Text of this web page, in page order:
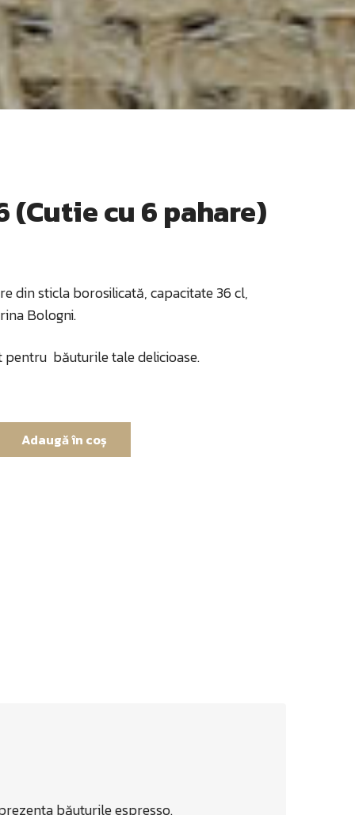
(Cutie cu 6 pahare)
din sticla borosilicată, capacitate 36 cl,
Bologni.
băuturile tale delicioase.
Adaugă în coș
băuturile espresso.